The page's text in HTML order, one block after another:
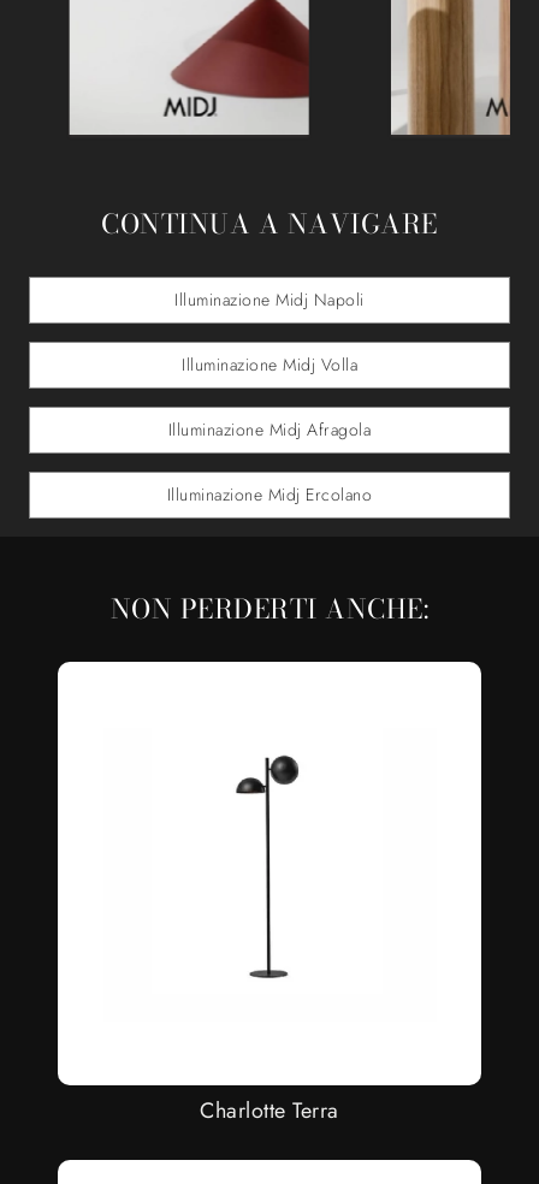
CONTINUA A NAVIGARE
Illuminazione Midj Napoli
Illuminazione Midj Volla
Illuminazione Midj Afragola
Illuminazione Midj Ercolano
NON PERDERTI ANCHE:
Charlotte Terra